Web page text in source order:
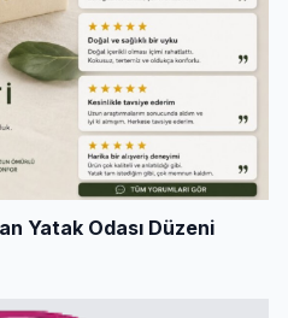
Yatak Odası Düzeni